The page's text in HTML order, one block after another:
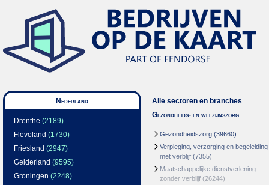
Nederland
Drenthe (2189)
Flevoland (1730)
Friesland (2947)
Gelderland (9595)
Groningen (2248)
Alle sectoren en branches
Gezondheids- en welzijnszorg
Gezondheidszorg (39660)
Verpleging, verzorging en begeleiding
met verblijf (7355)
Maatschappelijke dienstverlening
zonder verblijf (26244)